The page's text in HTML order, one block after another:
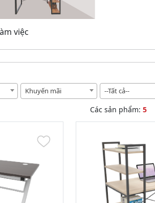
việc
Khuyến mãi --Tất cả--
Các sản phẩm: 5